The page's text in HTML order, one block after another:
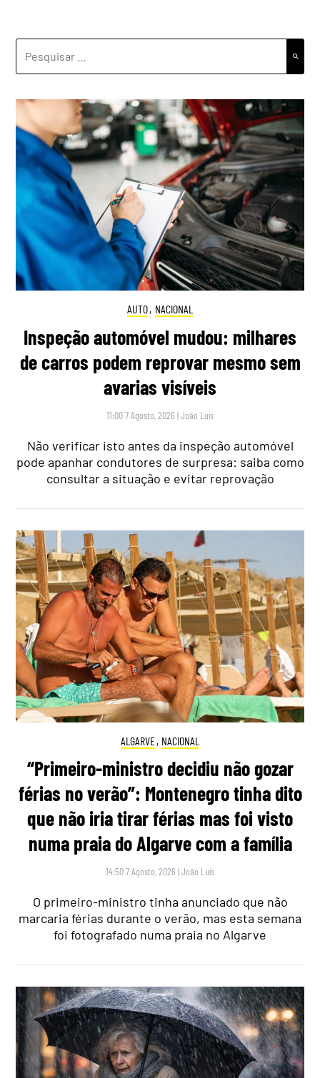
POR:
AUTO, NACIONAL
Inspeção automóvel mudou: milhares
de carros podem reprovar mesmo sem
avarias visíveis
11:00 7 Agosto, 2026 |João Luís
Não verificar isto antes da inspeção automóvel
pode apanhar condutores de surpresa: saiba como
consultar a situação e evitar reprovação
ALGARVE, NACIONAL
“Primeiro-ministro decidiu não gozar
férias no verão”: Montenegro tinha dito
que não iria tirar férias mas foi visto
numa praia do Algarve com a família
14:50 7 Agosto, 2026 |João Luís
O primeiro-ministro tinha anunciado que não
marcaria férias durante o verão, mas esta semana
foi fotografado numa praia no Algarve